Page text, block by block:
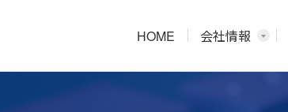
HOME 会社情報